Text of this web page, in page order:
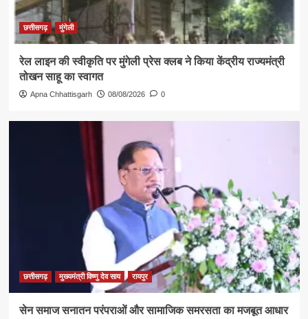
छत्तीसगढ़ मुंगेली
रेल लाइन की स्वीकृति पर मुंगेली प्रेस क्लब ने किया केंद्रीय राज्यमंत्री
तोखन साहू का स्वागत
Apna Chhattisgarh 08/08/2026 0
छत्तीसगढ़ मुख्यमंत्री विष्णु देव साय रायपुर
सेन समाज सनातन परंपराओं और सामाजिक समरसता का मजबूत आधार